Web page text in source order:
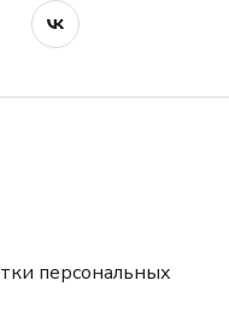
персональных